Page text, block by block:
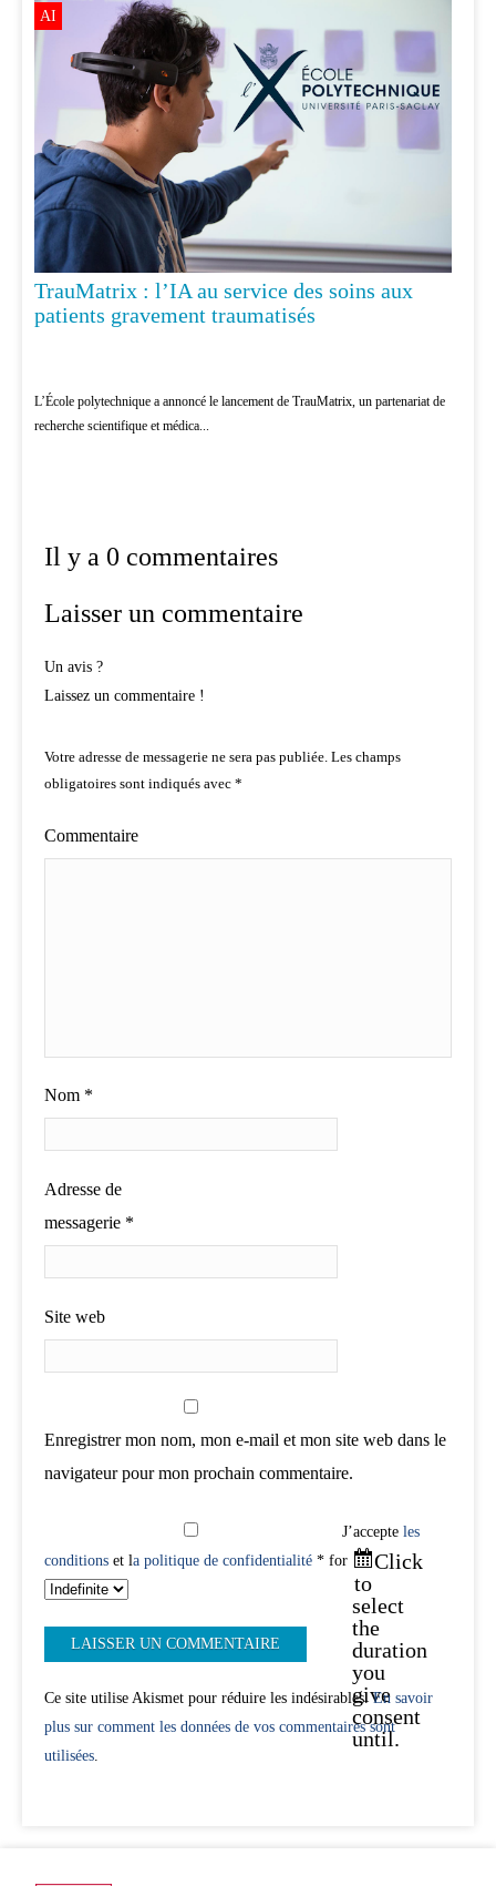
AI
TrauMatrix : l’IA au service des soins aux
patients gravement traumatisés
L’École polytechnique a annoncé le lancement de TrauMatrix, un partenariat de
recherche scientifique et médica...
Il y a 0 commentaires
Laisser un commentaire
Un avis ?
Laissez un commentaire !
Votre adresse de messagerie ne sera pas publiée. Les champs
obligatoires sont indiqués avec *
Commentaire
Nom *
Adresse de
messagerie *
Site web
Enregistrer mon nom, mon e-mail et mon site web dans le
navigateur pour mon prochain commentaire.
J’accepte les
conditions et la politique de confidentialité * for
Click
to
select
the
duration
you
give
consent
until.
Ce site utilise Akismet pour réduire les indésirables.En savoir
plus sur comment les données de vos commentaires sont
utilisées